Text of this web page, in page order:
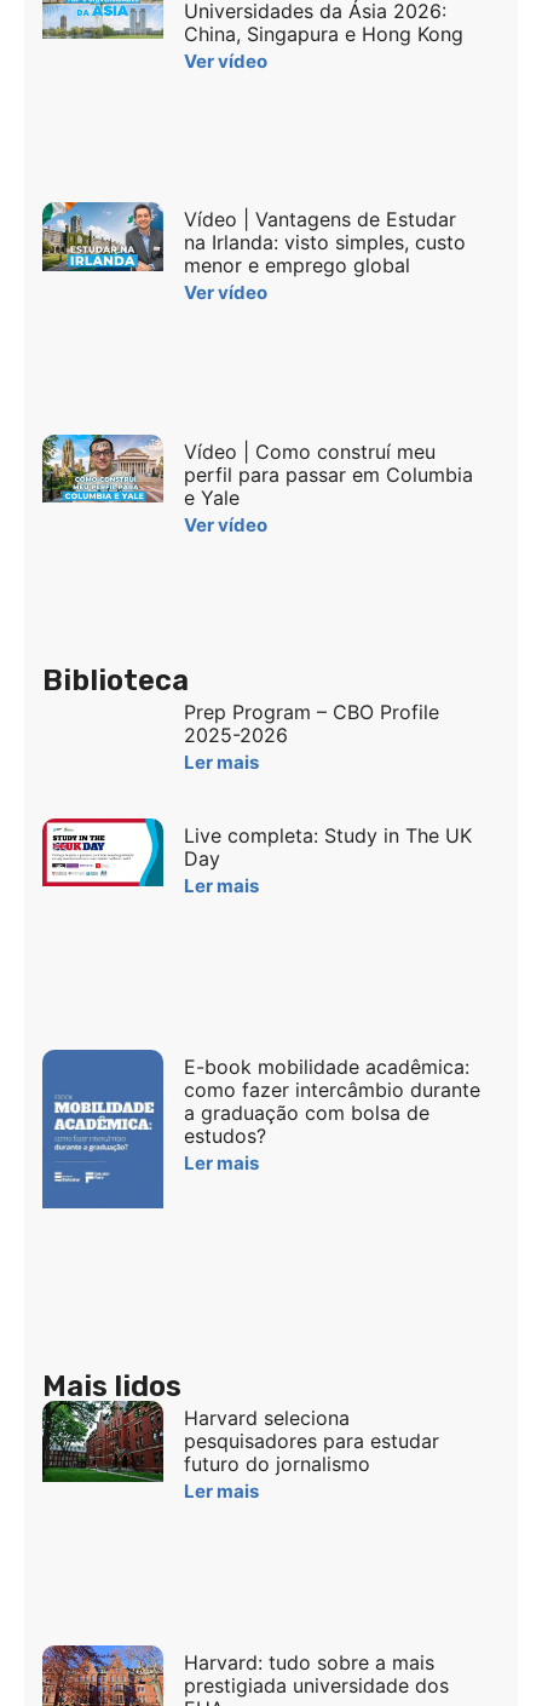
Universidades da Ásia 2026:
China, Singapura e Hong Kong
Ver vídeo
Vídeo | Vantagens de Estudar
na Irlanda: visto simples, custo
menor e emprego global
Ver vídeo
Vídeo | Como construí meu
perfil para passar em Columbia
e Yale
Ver vídeo
Biblioteca
Prep Program – CBO Profile
2025-2026
Ler mais
Live completa: Study in The UK
Day
Ler mais
E-book mobilidade acadêmica:
como fazer intercâmbio durante
a graduação com bolsa de
estudos?
Ler mais
Mais lidos
Harvard seleciona
pesquisadores para estudar
futuro do jornalismo
Ler mais
Harvard: tudo sobre a mais
prestigiada universidade dos